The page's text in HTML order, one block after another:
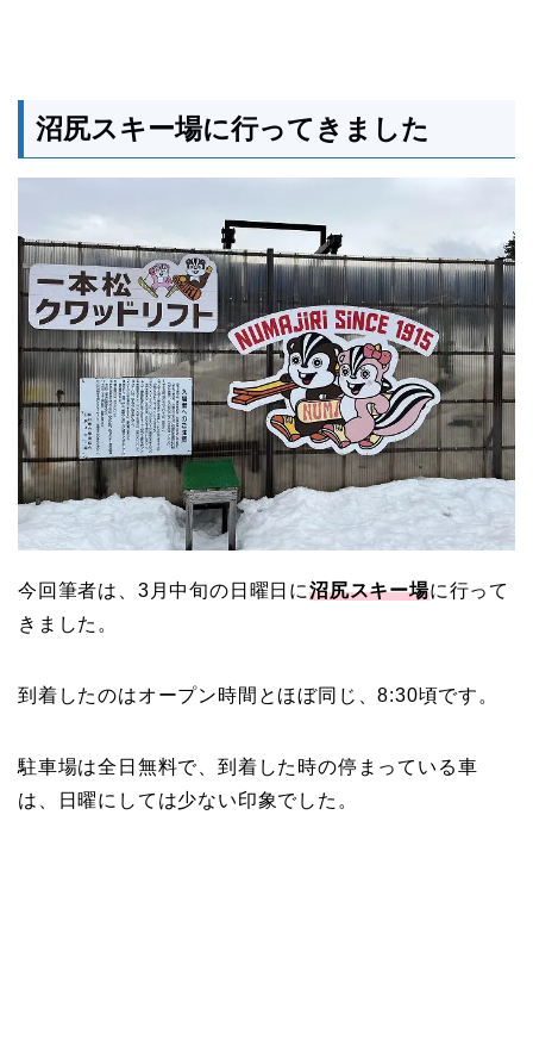
沼尻スキー場に行ってきました
今回筆者は、3月中旬の日曜日に沼尻スキー場に行って
きました。
到着したのはオープン時間とほぼ同じ、8:30頃です。
駐車場は全日無料で、到着した時の停まっている車
は、日曜にしては少ない印象でした。